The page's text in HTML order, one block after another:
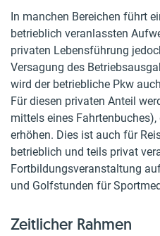
In manchen Bereichen führt
betrieblich veranlassten
privaten Lebensführung
Versagung des
wird der betriebliche Pkw
Für diesen privaten Anteil
mittels eines
erhöhen. Dies ist auch für
betrieblich und teils privat
Fortbildungsveranstaltung
und Golfstunden für
Zeitlicher Rahmen